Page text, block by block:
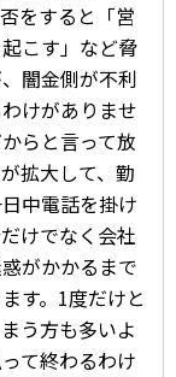
をすると「営
こす」など脅
闇金側が不利
けがありませ
らと言って放
拡大して、勤
中電話を掛け
けでなく会社
がかかるまで
す。1度だけと
う方も多いよ
て終わるわけ